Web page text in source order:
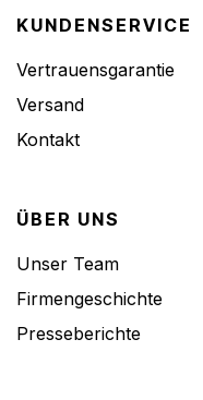
KUNDENSERVICE
Vertrauensgarantie
Versand
Kontakt
ÜBER UNS
Unser Team
Firmengeschichte
Presseberichte